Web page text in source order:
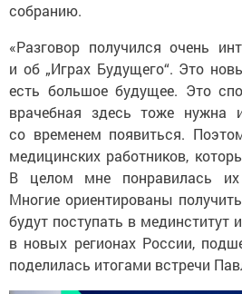
собранию.
«Разговор получился очень
и об „Играх Будущего“. Это
есть большое будущее. Это
врачебная здесь тоже нужна
со временем появиться.
медицинских работников,
В целом мне понравилась их
Многие ориентированы
будут поступать в мединститут
в новых регионах России,
поделилась итогами встречи